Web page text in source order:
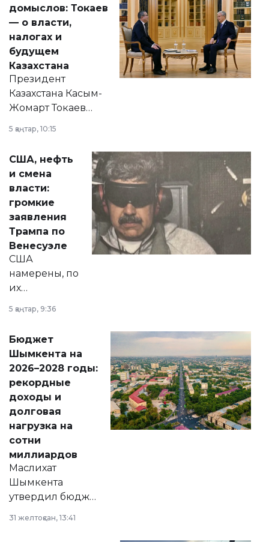
домыслов: Токаев
— о власти,
налогах и
будущем
Казахстана
Президент
Казахстана Касым-
Жомарт Токаев
сразу несколько
актуальных тем —
от слухов о
политических
реформах до
вопросов армии,
экономики и
личного здоровья.
5 қаңтар, 10:15
США, нефть
и смена
власти:
громкие
заявления
Трампа по
Венесуэле
США
намерены, по
их
принести
народу
Венесуэлы.
5 қаңтар, 9:36
Бюджет
Шымкента на
2026–2028 годы:
рекордные
доходы и
долговая
нагрузка на
сотни
миллиардов
Маслихат
Шымкента
утвердил бюджет
2028 годы.
31 желтоқсан, 13:41